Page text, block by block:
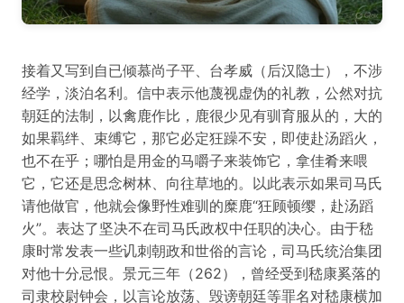
接着又写到自已倾慕尚子平、台孝威（后汉隐士），不涉
经学，淡泊名利。信中表示他蔑视虚伪的礼教，公然对抗
朝廷的法制，以禽鹿作比，鹿很少见有驯育服从的，大的
如果羁绊、束缚它，那它必定狂躁不安，即使赴汤蹈火，
也不在乎；哪怕是用金的马嚼子来装饰它，拿佳肴来喂
它，它还是思念树林、向往草地的。以此表示如果司马氏
请他做官，他就会像野性难驯的糜鹿“狂顾顿缨，赴汤蹈
火”。表达了坚决不在司马氏政权中任职的决心。由于嵇
康时常发表一些讥刺朝政和世俗的言论，司马氏统治集团
对他十分忌恨。景元三年（262），曾经受到嵇康奚落的
司隶校尉钟会，以言论放荡、毁谤朝廷等罪名对嵇康横加